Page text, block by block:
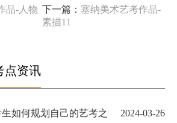
品-人物 下一篇： 塞纳美术艺考作品-
素描11
点资讯
2024-03-26
如何规划自己的艺考之